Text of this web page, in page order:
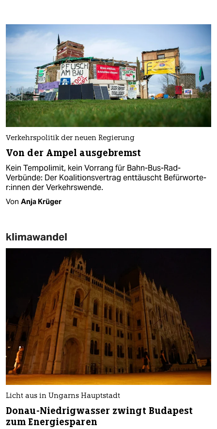
Verkehrspolitik der neuen Regierung
Von der Ampel ausgebremst
Kein Tempolimit, kein Vorrang für Bahn-Bus-Rad-
Verbünde: Der Koalitionsvertrag enttäuscht Be­für­wor­te­
r:in­nen der Verkehrswende.
Von Anja Krüger
klimawandel
Licht aus in Ungarns Hauptstadt
Donau-Niedrigwasser zwingt Budapest
zum Energiesparen